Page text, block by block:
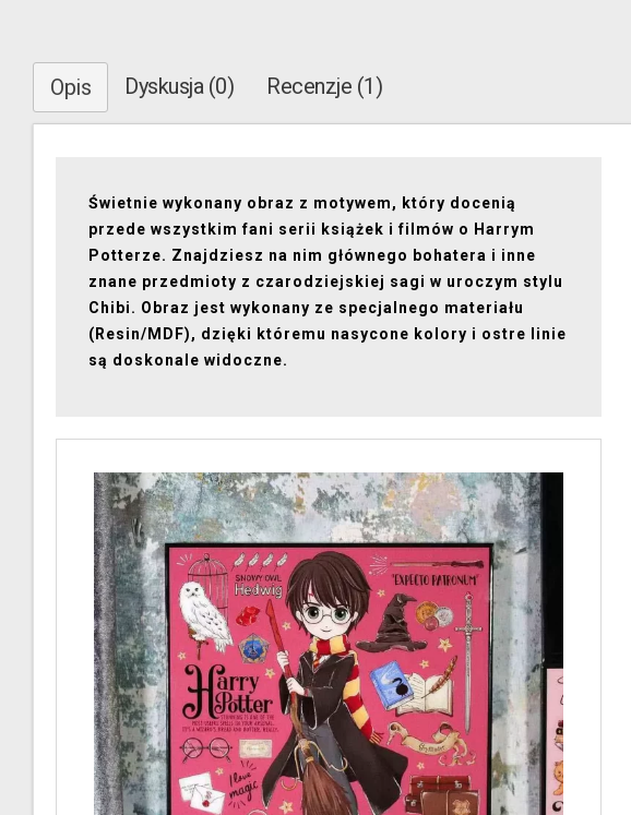
Opis Dyskusja (0) Recenzje (1)
Świetnie wykonany obraz z motywem, który docenią
przede wszystkim fani serii książek i filmów o Harrym
Potterze. Znajdziesz na nim głównego bohatera i inne
znane przedmioty z czarodziejskiej sagi w uroczym stylu
Chibi. Obraz jest wykonany ze specjalnego materiału
(Resin/MDF), dzięki któremu nasycone kolory i ostre linie
są doskonale widoczne.